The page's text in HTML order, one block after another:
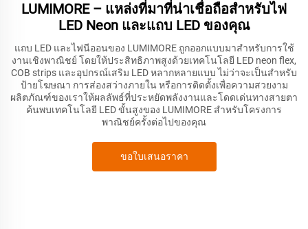
LUMIMORE – แหล่งที่มาที่น่าเชื่อถือสำหรับไฟ
LED Neon และแถบ LED ของคุณ
แถบ LED และไฟนีออนของ LUMIMORE ถูกออกแบบมาสำหรับการใช้
งานเชิงพาณิชย์ โดยให้ประสิทธิภาพสูงด้วยเทคโนโลยี LED neon flex,
COB strips และอุปกรณ์เสริม LED หลากหลายแบบ ไม่ว่าจะเป็นสำหรับ
ป้ายโฆษณา การส่องสว่างภายใน หรือการติดตั้งเพื่อความสวยงาม
ผลิตภัณฑ์ของเราให้ผลลัพธ์ที่ประหยัดพลังงานและโดดเด่นทางสายตา
ค้นพบเทคโนโลยี LED ขั้นสูงของ LUMIMORE สำหรับโครงการ
พาณิชย์ครั้งต่อไปของคุณ
ขอใบเสนอราคา